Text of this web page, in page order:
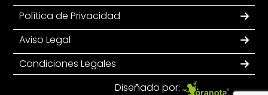
Política de Privacidad
Aviso Legal
Condiciones Legales
Diseñado por: